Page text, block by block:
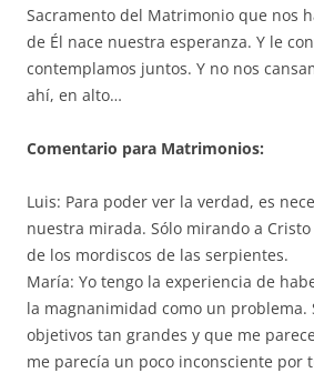
Sacramento del Matrimonio que nos
de Él nace nuestra esperanza. Y le
contemplamos juntos. Y no nos
ahí, en alto…
Comentario para Matrimonios:
Luis: Para poder ver la verdad, es
nuestra mirada. Sólo mirando a
de los mordiscos de las serpientes.
María: Yo tengo la experiencia de
la magnanimidad como un problema.
objetivos tan grandes y que me
me parecía un poco inconsciente por